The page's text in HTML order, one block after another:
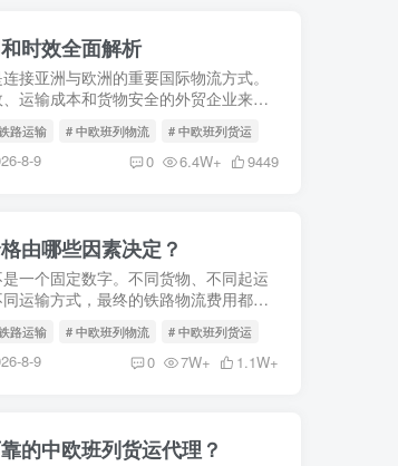
时效全面解析
接亚洲与欧洲的重要国际物流方式。
运输成本和货物安全的外贸企业来
海运和空运之外的重要选择。很多企
...路运输 # 中欧班列物流 # 中欧班列货运
8-9 0 6.4W+ 9449
由哪些因素决定？
一个固定数字。不同货物、不同起运
运输方式，最终的铁路物流费用都可
口企业来说，真正需要关注的并不是
路运输 # 中欧班列物流 # 中欧班列货运
8-9 0 7W+ 1.1W+
的中欧班列货运代理？